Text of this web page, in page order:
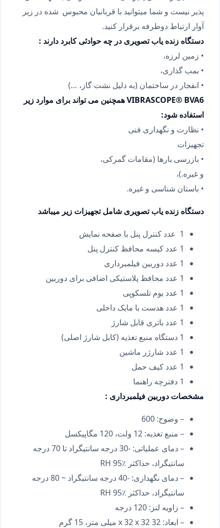
پذیر نیست و شما میتوانید با قربانیان محبوس شده در زیر
آوار ارتباط دوطرفه برقرار کنید.
دستگاه زنده یاب تصویری در چه حوادثی کابرد دارند :
• زمين لرزه،
• بمب گذاری،
• انفجار در ساختمان (به دلیل نشت گاز، …)
VIBRASCOPE® BVA6 همچنین می تواند برای موارد زیر
استفاده شود:
• نظارت و نگهداری فنی
تجهیزات
• بازرسی بارها (مقامات گمرکی،
و غیره.)،
• باستان شناسی و غیره.
دستگاه زنده یاب تصویری شامل تجهیزات زیر میباشد
1 عدد کنترل پنل با صفحه نمایش
1 عدد کیسه محافظ کنترل پنل
1 عدد دوربین فیلمبرداری
1 عدد محافظ پلاستیکی اضافی برای دوربین
1 عدد بوم تلسکوپی
1 عدد هدست با مایک داخلی
1 عدد باتری قابل شارژ
1 دستگاه منبع تغذیه (کابل شارژ اصلی)
1 عدد شارژر ماشین
1 عدد کیف حمل
1 دفترچه راهنما
مشخصات دوربین فیلمبرداری :
– وضوح: 600
– منبع تغذیه: 12 ولت، 120 مگاپیکسل
– دمای عملیاتی: -30 درجه سانتیگراد تا 70 درجه
سانتیگراد، حداکثر RH 95٪
– دمای نگهداری: -40 درجه سانتیگراد ~ 80 درجه
سانتیگراد، حداکثر RH 95٪
– زاویه لنز: 120 درجه
– ابعاد: 32 x 32 x 32 میلی متر، 15 گرم